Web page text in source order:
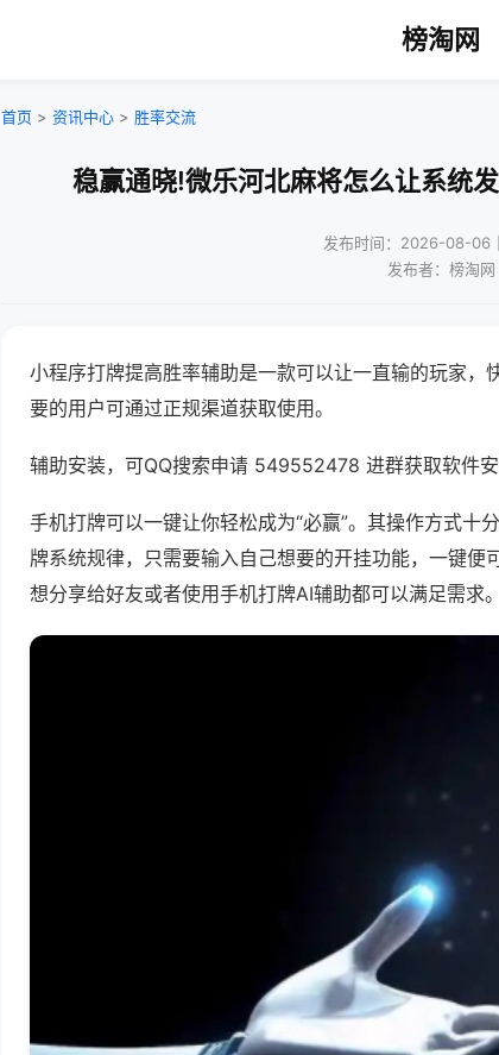
榜淘网
首页 > 资讯中心 > 胜率交流
稳赢通晓!微乐河北麻将怎么让系统
发布时间：2026-08-06
发布者：榜淘网
小程序打牌提高胜率辅助是一款可以让一直输的玩家，
要的用户可通过正规渠道获取使用。
辅助安装，可QQ搜索申请 549552478 进群获取软件
手机打牌可以一键让你轻松成为“必赢”。其操作方式十
牌系统规律，只需要输入自己想要的开挂功能，一键便
想分享给好友或者使用手机打牌AI辅助都可以满足需求。